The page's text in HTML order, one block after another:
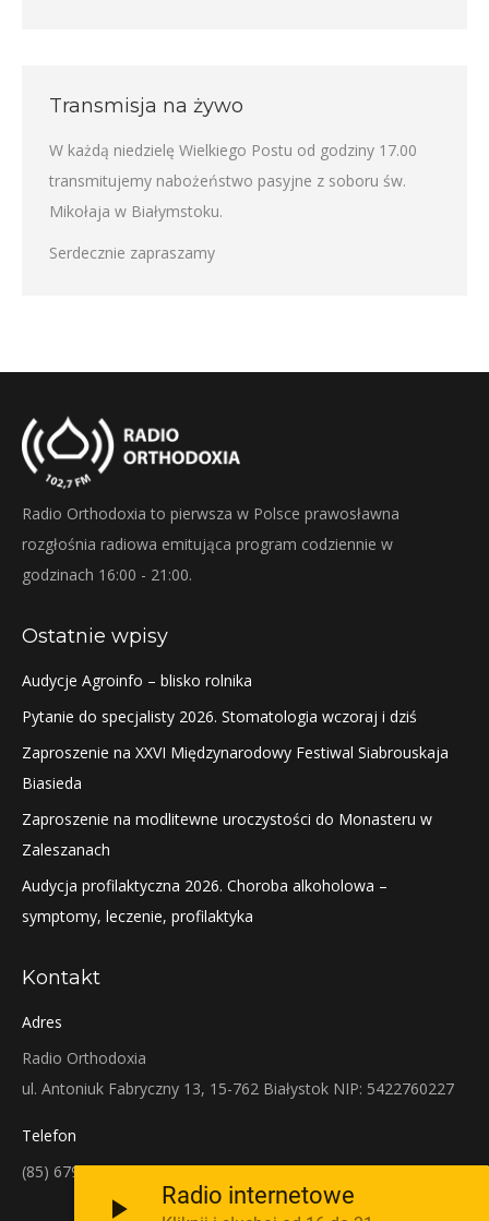
Transmisja na żywo
W każdą niedzielę Wielkiego Postu od godziny 17.00
transmitujemy nabożeństwo pasyjne z soboru św.
Mikołaja w Białymstoku.
Serdecznie zapraszamy
Radio Orthodoxia to pierwsza w Polsce prawosławna
rozgłośnia radiowa emitująca program codziennie w
godzinach 16:00 - 21:00.
Ostatnie wpisy
Audycje Agroinfo – blisko rolnika
Pytanie do specjalisty 2026. Stomatologia wczoraj i dziś
Zaproszenie na XXVI Międzynarodowy Festiwal Siabrouskaja
Biasieda
Zaproszenie na modlitewne uroczystości do Monasteru w
Zaleszanach
Audycja profilaktyczna 2026. Choroba alkoholowa –
symptomy, leczenie, profilaktyka
Kontakt
Adres
Radio Orthodoxia
ul. Antoniuk Fabryczny 13, 15-762 Białystok NIP: 5422760227
Telefon
(85) 679-38-38
Radio internetowe